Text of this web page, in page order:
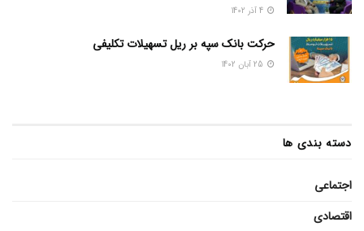
حرکت بانک سپه بر ریل تسهیلات تکلیفی
دسته بندی ها
اجتماعی
اقتصادی